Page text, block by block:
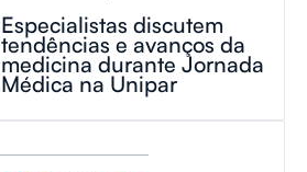
Especialistas discutem
tendências e avanços da
medicina durante Jornada
Médica na Unipar